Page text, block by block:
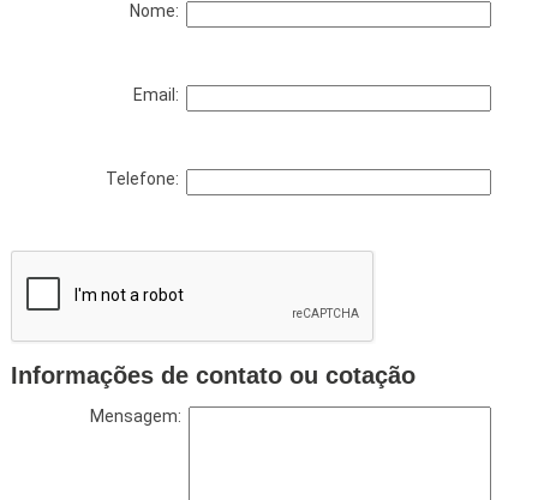
Nome:
Email:
Telefone:
Informações de contato ou cotação
Mensagem: